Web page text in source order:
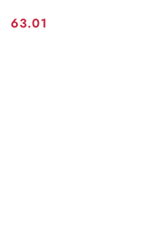
Cena:
63.01